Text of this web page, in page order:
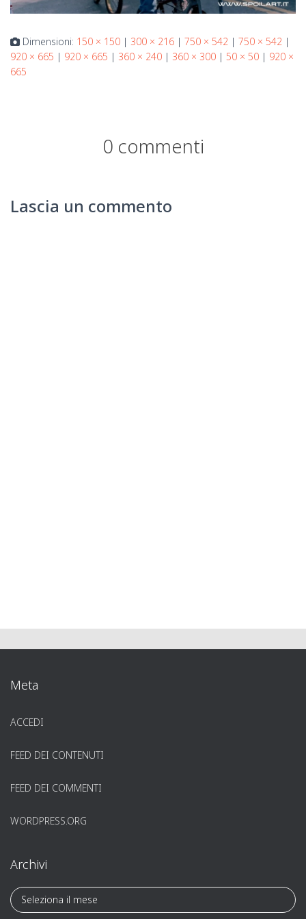
Dimensioni: 150 × 150 | 300 × 216 | 750 × 542 | 750 × 542 |
920 × 665 | 920 × 665 | 360 × 240 | 360 × 300 | 50 × 50 | 920 ×
665
0 commenti
Lascia un commento
Meta
ACCEDI
FEED DEI CONTENUTI
FEED DEI COMMENTI
WORDPRESS.ORG
Archivi
A
r